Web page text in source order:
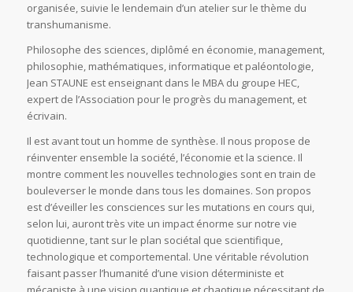
organisée, suivie le lendemain d’un atelier sur le thème du
transhumanisme.
Philosophe des sciences, diplômé en économie, management,
philosophie, mathématiques, informatique et paléontologie,
Jean STAUNE est enseignant dans le MBA du groupe HEC,
expert de l’Association pour le progrès du management, et
écrivain.
Il est avant tout un homme de synthèse. Il nous propose de
réinventer ensemble la société, l’économie et la science. Il
montre comment les nouvelles technologies sont en train de
bouleverser le monde dans tous les domaines. Son propos
est d’éveiller les consciences sur les mutations en cours qui,
selon lui, auront très vite un impact énorme sur notre vie
quotidienne, tant sur le plan sociétal que scientifique,
technologique et comportemental. Une véritable révolution
faisant passer l’humanité d’une vision déterministe et